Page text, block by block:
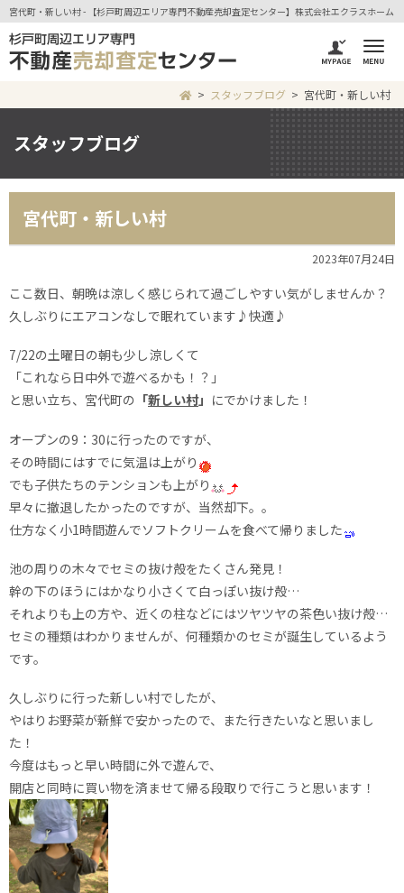
宮代町・新しい村 - 【杉戸町周辺エリア専門不動産売却査定センター】株式会社エクラスホーム
スタッフブログ 宮代町・新しい村
スタッフブログ
宮代町・新しい村
2023年07月24日
ここ数日、朝晩は涼しく感じられて過ごしやすい気がしませんか？
久しぶりにエアコンなしで眠れています♪快適♪
7/22の土曜日の朝も少し涼しくて
「これなら日中外で遊べるかも！？」
と思い立ち、宮代町の 「新しい村」 にでかけました！
オープンの9：30に行ったのですが、
その時間にはすでに気温は上がり
でも子供たちのテンションも上がり
早々に撤退したかったのですが、当然却下。。
仕方なく小1時間遊んでソフトクリームを食べて帰りました
池の周りの木々でセミの抜け殻をたくさん発見！
幹の下のほうにはかなり小さくて白っぽい抜け殻…
それよりも上の方や、近くの柱などにはツヤツヤの茶色い抜け殻…
セミの種類はわかりませんが、何種類かのセミが誕生しているよう
です。
久しぶりに行った新しい村でしたが、
やはりお野菜が新鮮で安かったので、また行きたいなと思いまし
た！
今度はもっと早い時間に外で遊んで、
開店と同時に買い物を済ませて帰る段取りで行こうと思います！